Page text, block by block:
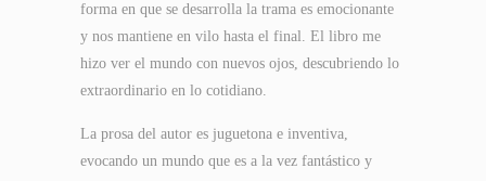
forma en que se desarrolla la trama es emocionante
y nos mantiene en vilo hasta el final. El libro me
hizo ver el mundo con nuevos ojos, descubriendo lo
extraordinario en lo cotidiano.
La prosa del autor es juguetona e inventiva,
evocando un mundo que es a la vez fantástico y